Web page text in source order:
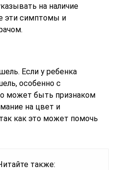
на наличие
эти симптомы и
Если у ребенка
особенно с
может быть признаком
на цвет и
как это может помочь
также: